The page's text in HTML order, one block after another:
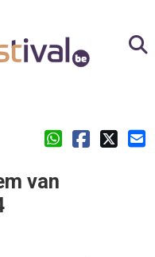
van